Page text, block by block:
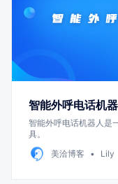
智能外呼电话机
智能外呼电话机器人是
具。
美洽博客
Lily